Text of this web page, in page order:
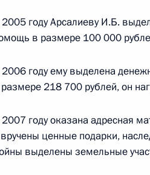
О ходе исполнения пунктов 3
по итогам работы мобильной
29 сентября 2011 года, 18:30
году Арсалиеву И.Б.
в размере 100 000
году ему выделена
218 700 рублей, он
году оказана адресная
ценные подарки,
выделены земельные